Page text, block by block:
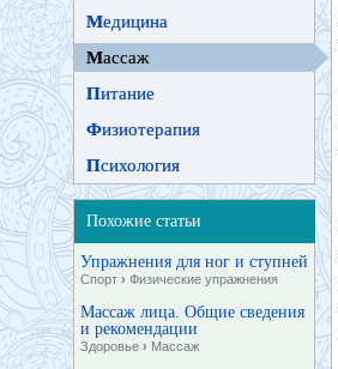
Медицина
Массаж
Питание
Физиотерапия
Психология
Похожие статьи
Упражнения для ног и ступней
Спорт › Физические упражнения
Массаж лица. Общие сведения
и рекомендации
Здоровье › Массаж